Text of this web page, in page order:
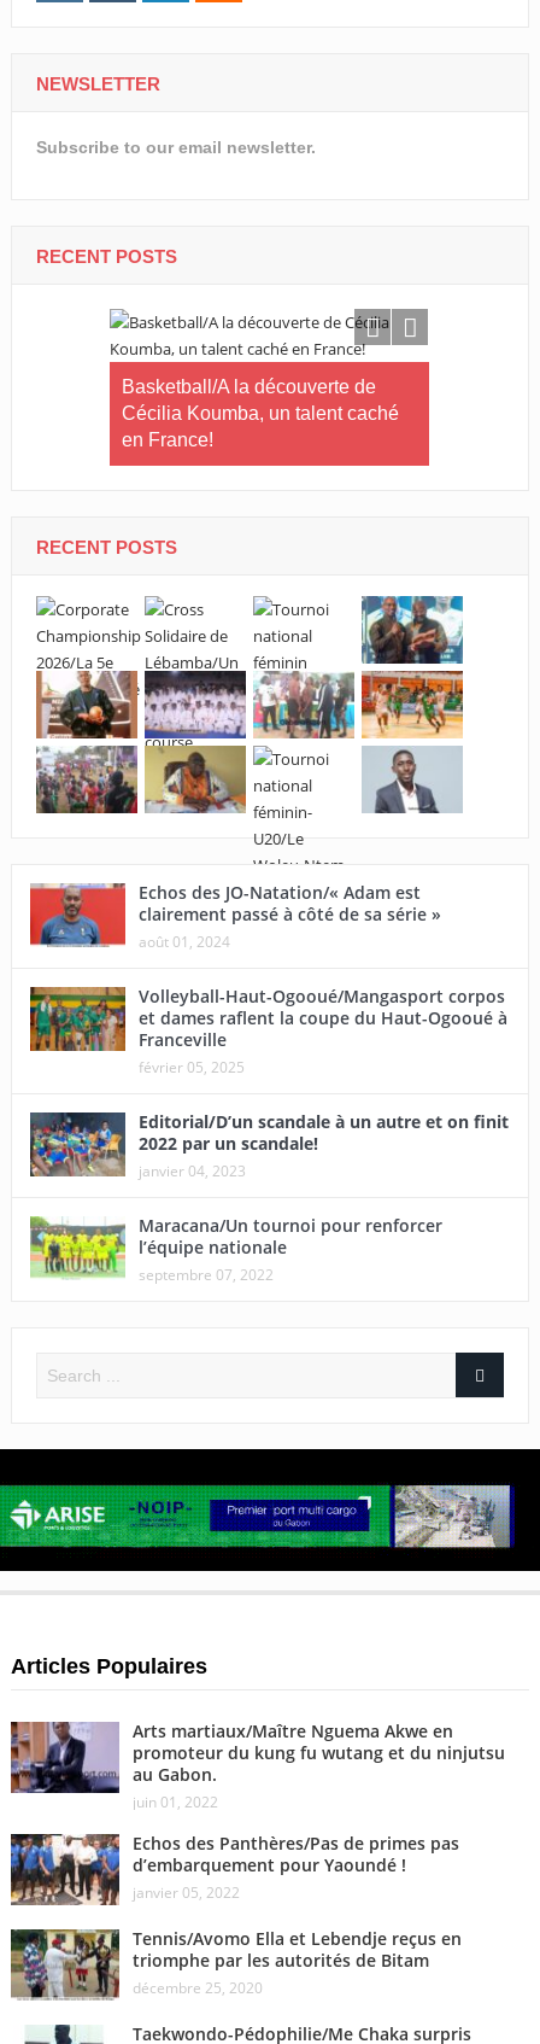
NEWSLETTER
Subscribe to our email newsletter.
RECENT POSTS
Basketball/A la découverte de
Cécilia Koumba, un talent caché
en France!
RECENT POSTS
Echos des JO-Natation/« Adam est
clairement passé à côté de sa série »
août 01, 2024
Volleyball-Haut-Ogooué/Mangasport corpos
et dames raflent la coupe du Haut-Ogooué à
Franceville
février 05, 2025
Editorial/D’un scandale à un autre et on finit
2022 par un scandale!
janvier 04, 2023
Maracana/Un tournoi pour renforcer
l’équipe nationale
septembre 07, 2022
Articles Populaires
Arts martiaux/Maître Nguema Akwe en
promoteur du kung fu wutang et du ninjutsu
au Gabon.
juin 01, 2022
Echos des Panthères/Pas de primes pas
d’embarquement pour Yaoundé !
janvier 05, 2022
Tennis/Avomo Ella et Lebendje reçus en
triomphe par les autorités de Bitam
décembre 25, 2020
Taekwondo-Pédophilie/Me Chaka surpris